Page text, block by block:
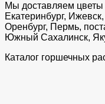
Мы доставляем цветы
Екатеринбург,
Оренбург, Пермь,
Южный Сахалинск,
Каталог горшечных